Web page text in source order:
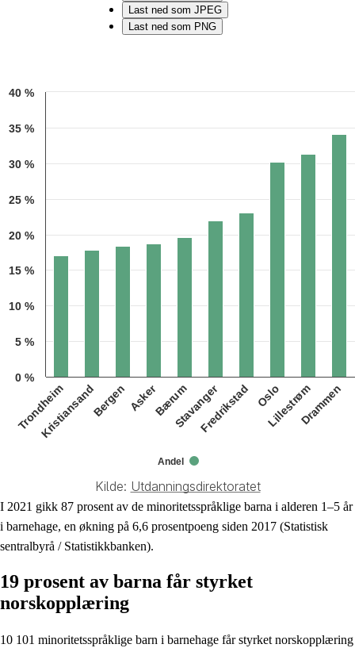
Last ned som JPEG
Last ned som PNG
The chart has 1 X axis displaying categories.
Kilde: Utdanningsdirektoratet
Trondheim
KristiansandBergen AskerBærumStavangerFredrikstad Oslo
LillestrømDrammen
0 %
5 %
10 %
15 %
20 %
25 %
30 %
35 %
40 %
Andel
End of interactive chart.
I 2021 gikk 87 prosent av de minoritetsspråklige barna i alderen 1–5 år
i barnehage, en økning på 6,6 prosentpoeng siden 2017 (Statistisk
sentralbyrå / Statistikkbanken).
19 prosent av barna får styrket
norskopplæring
10 101 minoritetsspråklige barn i barnehage får styrket norskopplæring